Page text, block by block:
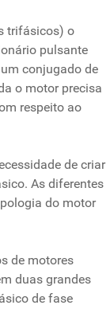
trifásicos) o
pulsante
conjugado de
o motor precisa
respeito ao
de criar
As diferentes
do motor
de motores
duas grandes
de fase